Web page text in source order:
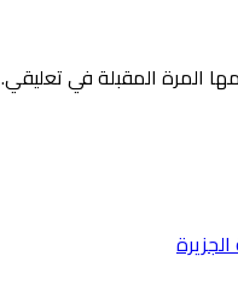
المرة المقبلة في تعليقي.